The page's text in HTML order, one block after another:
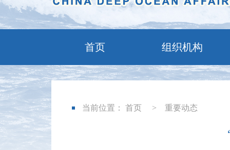
首页 组织机构
当前位置： 首页 > 重要动态